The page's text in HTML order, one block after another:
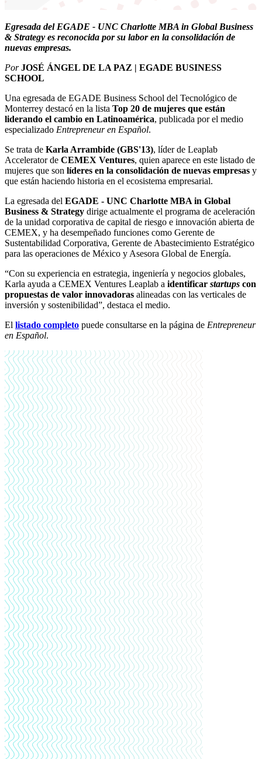
Egresada del EGADE - UNC Charlotte MBA in Global Business
& Strategy es reconocida por su labor en la consolidación de
nuevas empresas.
PorJOSÉ ÁNGEL DE LA PAZ | EGADE BUSINESS
SCHOOL
Una egresada de EGADE Business School del Tecnológico de
Monterrey destacó en la lista Top 20 de mujeres que están
liderando el cambio en Latinoamérica, publicada por el medio
especializado Entrepreneur en Español.
Se trata de Karla Arrambide (GBS'13), líder de Leaplab
Accelerator de CEMEX Ventures, quien aparece en este listado de
mujeres que son líderes en la consolidación de nuevas empresas y
que están haciendo historia en el ecosistema empresarial.
La egresada del EGADE - UNC Charlotte MBA in Global
Business & Strategy dirige actualmente el programa de aceleración
de la unidad corporativa de capital de riesgo e innovación abierta de
CEMEX, y ha desempeñado funciones como Gerente de
Sustentabilidad Corporativa, Gerente de Abastecimiento Estratégico
para las operaciones de México y Asesora Global de Energía.
“Con su experiencia en estrategia, ingeniería y negocios globales,
Karla ayuda a CEMEX Ventures Leaplab a identificar startups con
propuestas de valor innovadoras alineadas con las verticales de
inversión y sostenibilidad”, destaca el medio.
El listado completo puede consultarse en la página de Entrepreneur
en Español.